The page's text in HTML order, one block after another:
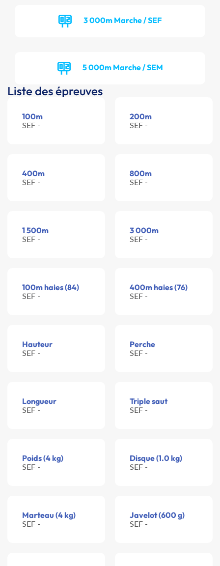
3 000m Marche / SEF
5 000m Marche / SEM
Liste des épreuves
100m
SEF -
200m
SEF -
400m
SEF -
800m
SEF -
1 500m
SEF -
3 000m
SEF -
100m haies (84)
SEF -
400m haies (76)
SEF -
Hauteur
SEF -
Perche
SEF -
Longueur
SEF -
Triple saut
SEF -
Poids (4 kg)
SEF -
Disque (1.0 kg)
SEF -
Marteau (4 kg)
SEF -
Javelot (600 g)
SEF -